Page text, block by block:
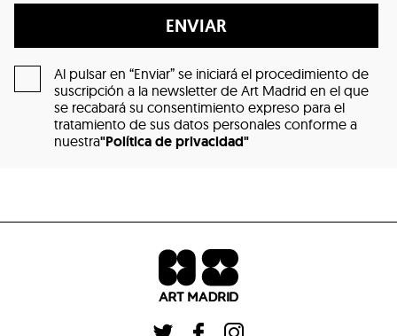
ENVIAR
Al pulsar en “Enviar” se iniciará el procedimiento de
suscripción a la newsletter de Art Madrid en el que
se recabará su consentimiento expreso para el
tratamiento de sus datos personales conforme a
nuestra"Política de privacidad"